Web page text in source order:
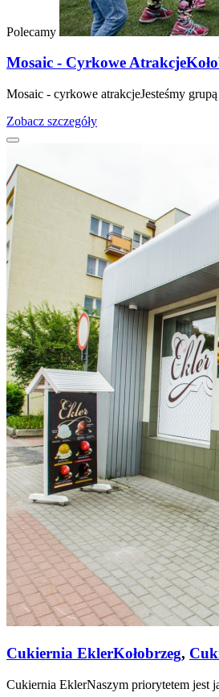
Polecamy
Mosaic - Cyrkowe Atrakcje
Mosaic - cyrkowe atrakcjeJesteśmy
Zobacz szczegóły
Cukiernia EklerKołobrzeg,
Cukiernia EklerNaszym priorytetem jest